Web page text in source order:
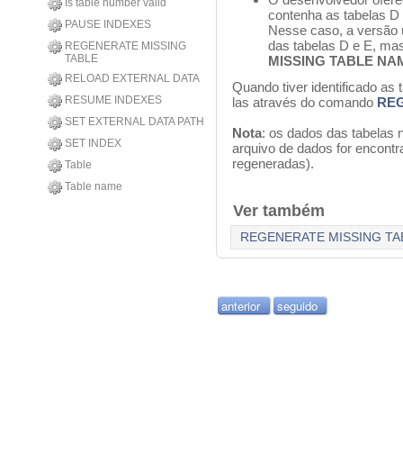
Is table number valid
PAUSE INDEXES
REGENERATE MISSING
TABLE
RELOAD EXTERNAL DATA
RESUME INDEXES
SET EXTERNAL DATA PATH
SET INDEX
Table
Table name
contenha as tabelas D
Nesse caso, a versão
das tabelas D e E,
MISSING TABLE
Quando tiver identificado as
las através do comando
Nota: os dados das tabelas
arquivo de dados for
regeneradas).
Ver também
REGENERATE MISSING
anterior seguido